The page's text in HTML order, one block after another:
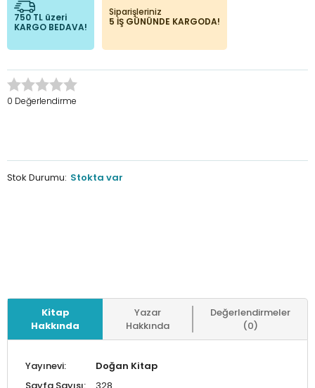
750 TL üzeri
KARGO BEDAVA!
Siparişleriniz
5 İŞ GÜNÜNDE KARGODA!
0 Değerlendirme
Stok Durumu: Stokta var
Kitap
Hakkında
Yazar
Hakkında
Değerlendirmeler
(0)
Yayınevi:
Doğan Kitap